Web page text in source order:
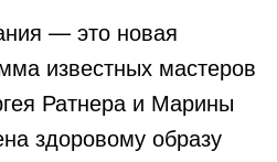
— это новая
известных мастеров
Ратнера и Марины
здоровому образу